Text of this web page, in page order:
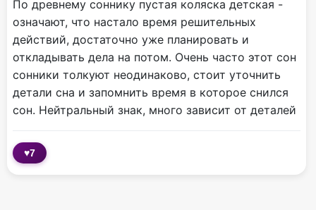
По древнему соннику пустая коляска детская -
означают, что настало время решительных
действий, достаточно уже планировать и
откладывать дела на потом. Очень часто этот сон
сонники толкуют неодинаково, стоит уточнить
детали сна и запомнить время в которое снился
сон. Нейтральный знак, много зависит от деталей
♥7